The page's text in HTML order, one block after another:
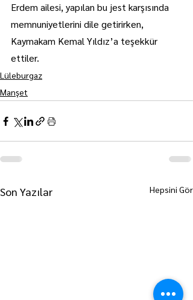
Erdem ailesi, yapılan bu jest karşısında
memnuniyetlerini dile getirirken,
Kaymakam Kemal Yıldız’a teşekkür
ettiler.
Lüleburgaz
Manşet
Son Yazılar Hepsini Gör